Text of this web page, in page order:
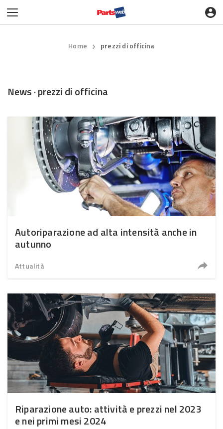
Home ❯ prezzi di officina
News · prezzi di officina
Autoriparazione ad alta intensità anche in
autunno
Attualità
Riparazione auto: attività e prezzi nel 2023
e nei primi mesi 2024